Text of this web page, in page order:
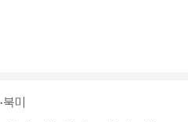
미